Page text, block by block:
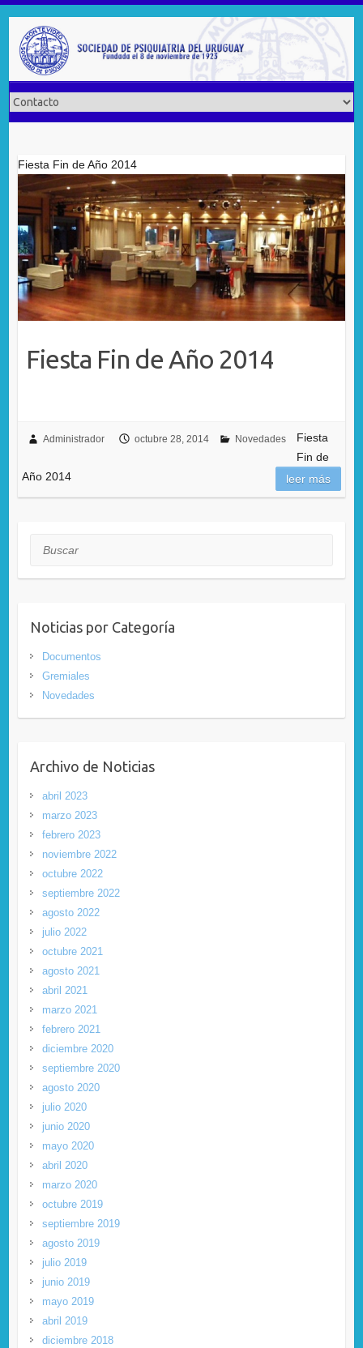
contenido
Fiesta Fin de Año 2014
Fiesta Fin de Año 2014
Administrador octubre 28, 2014 Novedades
Fiesta
Fin de
Año 2014
leer más
Buscar
Noticias por Categoría
Documentos
Gremiales
Novedades
Archivo de Noticias
abril 2023
marzo 2023
febrero 2023
noviembre 2022
octubre 2022
septiembre 2022
agosto 2022
julio 2022
octubre 2021
agosto 2021
abril 2021
marzo 2021
febrero 2021
diciembre 2020
septiembre 2020
agosto 2020
julio 2020
junio 2020
mayo 2020
abril 2020
marzo 2020
octubre 2019
septiembre 2019
agosto 2019
julio 2019
junio 2019
mayo 2019
abril 2019
diciembre 2018